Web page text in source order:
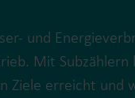
und
Mit Subzählern
Ziele erreicht und